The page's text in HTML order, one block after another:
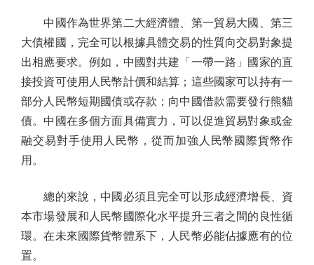
中國作為世界第二大經濟體、第一貿易大國、第三
大債權國，完全可以根據具體交易的性質向交易對象提
出相應要求。例如，中國對共建「一帶一路」國家的直
接投資可使用人民幣計價和結算；這些國家可以持有一
部分人民幣短期國債或存款；向中國借款需要發行熊貓
債。中國在多個方面具備實力，可以促進貿易對象或金
融交易對手使用人民幣，從而加強人民幣國際貨幣作
用。
總的來說，中國必須且完全可以形成經濟增長、資
本市場發展和人民幣國際化水平提升三者之間的良性循
環。在未來國際貨幣體系下，人民幣必能佔據應有的位
置。